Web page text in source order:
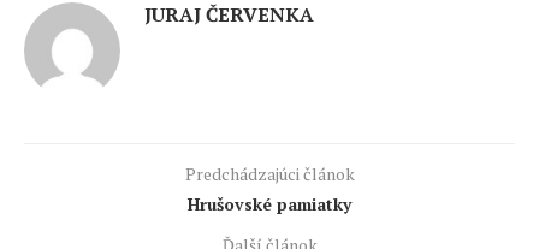
JURAJ ČERVENKA
Predchádzajúci článok
Hrušovské pamiatky